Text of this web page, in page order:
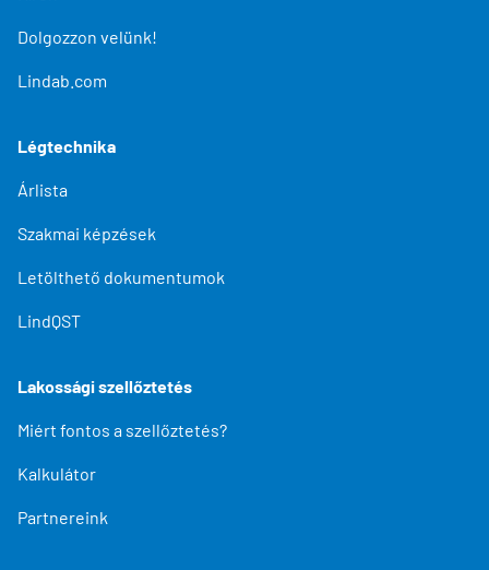
Dolgozzon velünk!
Lindab.com
Légtechnika
Árlista
Szakmai képzések
Letölthető dokumentumok
LindQST
Lakossági szellőztetés
Miért fontos a szellőztetés?
Kalkulátor
Partnereink